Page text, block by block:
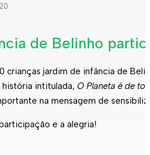
de Belinho
crianças jardim de infância de
intitulada, O Planeta é de
na mensagem de
e a alegria!